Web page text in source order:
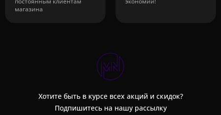
магазина
Хотите быть в курсе всех акций и скидок?
Подпишитесь на нашу рассылку